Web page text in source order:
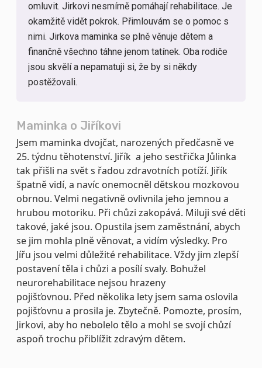
omluvit. Jirkovi nesmírně pomáhají rehabilitace. Je
okamžitě vidět pokrok. Přimlouvám se o pomoc s
nimi. Jirkova maminka se plně věnuje dětem a
finančně všechno táhne jenom tatínek. Oba rodiče
jsou skvělí a nepamatuji si, že by si někdy
postěžovali.
Maminka o Jiříkovi
Jsem maminka dvojčat, narozených předčasně ve
25. týdnu těhotenství. Jiřík a jeho sestřička Jůlinka
tak přišli na svět s řadou zdravotních potíží. Jiřík
špatně vidí, a navíc onemocněl dětskou mozkovou
obrnou. Velmi negativně ovlivnila jeho jemnou a
hrubou motoriku. Při chůzi zakopává. Miluji své děti
takové, jaké jsou. Opustila jsem zaměstnání, abych
se jim mohla plně věnovat, a vidím výsledky. Pro
Jířu jsou velmi důležité rehabilitace. Vždy jim zlepší
postavení těla i chůzi a posílí svaly. Bohužel
neurorehabilitace nejsou hrazeny
pojišťovnou. Před několika lety jsem sama oslovila
pojišťovnu a prosila je. Zbytečně. Pomozte, prosím,
Jirkovi, aby ho nebolelo tělo a mohl se svojí chůzí
aspoň trochu přiblížit zdravým dětem.